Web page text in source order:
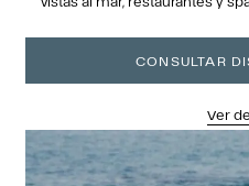
CONSULTAR
Ver